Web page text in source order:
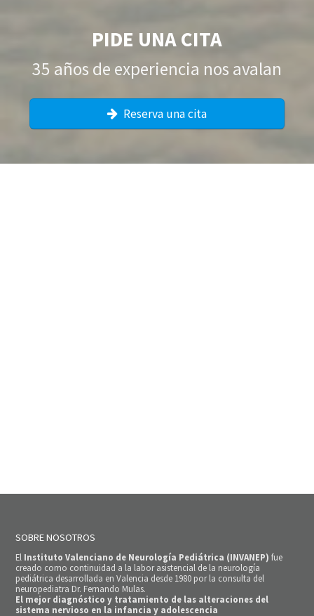
PIDE UNA CITA
35 años de experiencia nos avalan
Reserva una cita
SOBRE NOSOTROS
El Instituto Valenciano de Neurología Pediátrica (INVANEP) fue
creado como continuidad a la labor asistencial de la neurología
pediátrica desarrollada en Valencia desde 1980 por la consulta del
neuropediatra Dr. Fernando Mulas.
El mejor diagnóstico y tratamiento de las alteraciones del
sistema nervioso en la infancia y adolescencia